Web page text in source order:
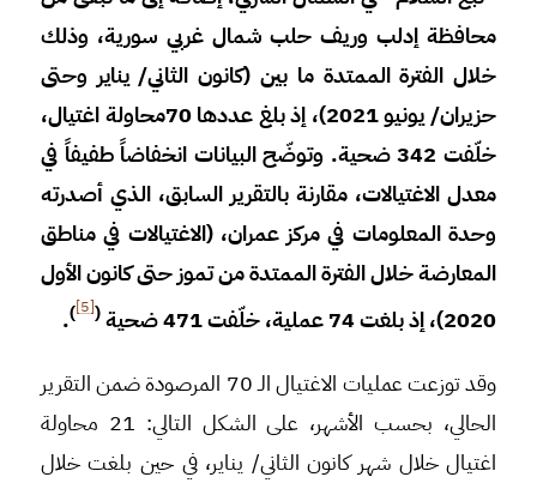
محافظة إدلب وريف حلب شمال غربي سورية، وذلك
خلال الفترة الممتدة ما بين (كانون الثاني/ يناير وحتى
حزيران/ يونيو 2021)، إذ بلغ عددها
70محاولة اغتيال،
خلّفت 342ضحية. وتوضّح البيانات انخفاضاً طفيفاً في
معدل الاغتيالات، مقارنة بالتقرير السابق، الذي أصدرته
وحدة المعلومات في مركز عمران، (الاغتيالات في مناطق
المعارضة خلال الفترةالممتدة من تموز حتى كانون الأول
2020)، إذ بلغت 74 عملية، خلّفت 471 ضحية
(
[5]
)
.
وقد توزعت عمليات الاغتيال الـ 70 المرصودة ضمن التقرير
الحالي، بحسب الأشهر، على الشكل التالي: 21 محاولة
اغتيال خلال شهر كانون الثاني/ يناير، في حين بلغت خلال